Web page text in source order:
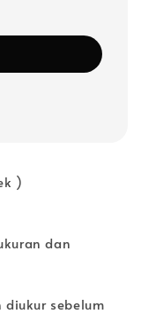
)
dan
sebelum